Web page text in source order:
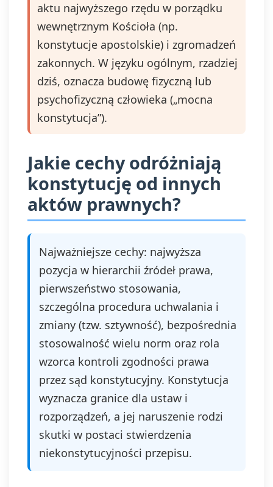
aktu najwyższego rzędu w porządku
wewnętrznym Kościoła (np.
konstytucje apostolskie) i zgromadzeń
zakonnych. W języku ogólnym, rzadziej
dziś, oznacza budowę fizyczną lub
psychofizyczną człowieka („mocna
konstytucja”).
Jakie cechy odróżniają
konstytucję od innych
aktów prawnych?
Najważniejsze cechy: najwyższa
pozycja w hierarchii źródeł prawa,
pierwszeństwo stosowania,
szczególna procedura uchwalania i
zmiany (tzw. sztywność), bezpośrednia
stosowalność wielu norm oraz rola
wzorca kontroli zgodności prawa
przez sąd konstytucyjny. Konstytucja
wyznacza granice dla ustaw i
rozporządzeń, a jej naruszenie rodzi
skutki w postaci stwierdzenia
niekonstytucyjności przepisu.